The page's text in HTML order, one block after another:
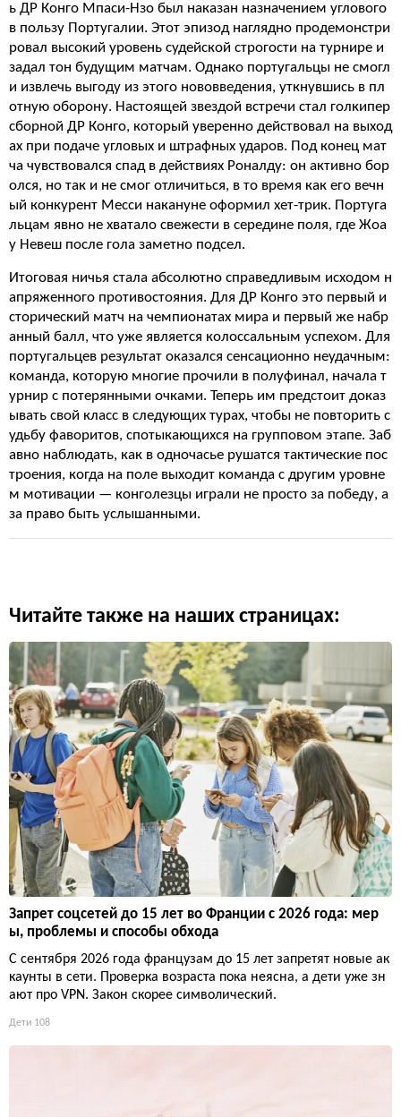
ь ДР Конго Мпаси-Нзо был наказан назначением углового
в пользу Португалии. Этот эпизод наглядно продемонстри
ровал высокий уровень судейской строгости на турнире и
задал тон будущим матчам. Однако португальцы не смогл
и извлечь выгоду из этого нововведения, уткнувшись в пл
отную оборону. Настоящей звездой встречи стал голкипер
сборной ДР Конго, который уверенно действовал на выход
ах при подаче угловых и штрафных ударов. Под конец мат
ча чувствовался спад в действиях Роналду: он активно бор
олся, но так и не смог отличиться, в то время как его вечн
ый конкурент Месси накануне оформил хет-трик. Португа
льцам явно не хватало свежести в середине поля, где Жоа
у Невеш после гола заметно подсел.
Итоговая ничья стала абсолютно справедливым исходом н
апряженного противостояния. Для ДР Конго это первый и
сторический матч на чемпионатах мира и первый же набр
анный балл, что уже является колоссальным успехом. Для
португальцев результат оказался сенсационно неудачным:
команда, которую многие прочили в полуфинал, начала т
урнир с потерянными очками. Теперь им предстоит доказ
ывать свой класс в следующих турах, чтобы не повторить с
удьбу фаворитов, спотыкающихся на групповом этапе. Заб
авно наблюдать, как в одночасье рушатся тактические пос
троения, когда на поле выходит команда с другим уровне
м мотивации — конголезцы играли не просто за победу, а
за право быть услышанными.
Читайте также на наших страницах:
Запрет соцсетей до 15 лет во Франции с 2026 года: мер
ы, проблемы и способы обхода
С сентября 2026 года французам до 15 лет запретят новые ак
каунты в сети. Проверка возраста пока неясна, а дети уже зн
ают про VPN. Закон скорее символический.
Дети 108